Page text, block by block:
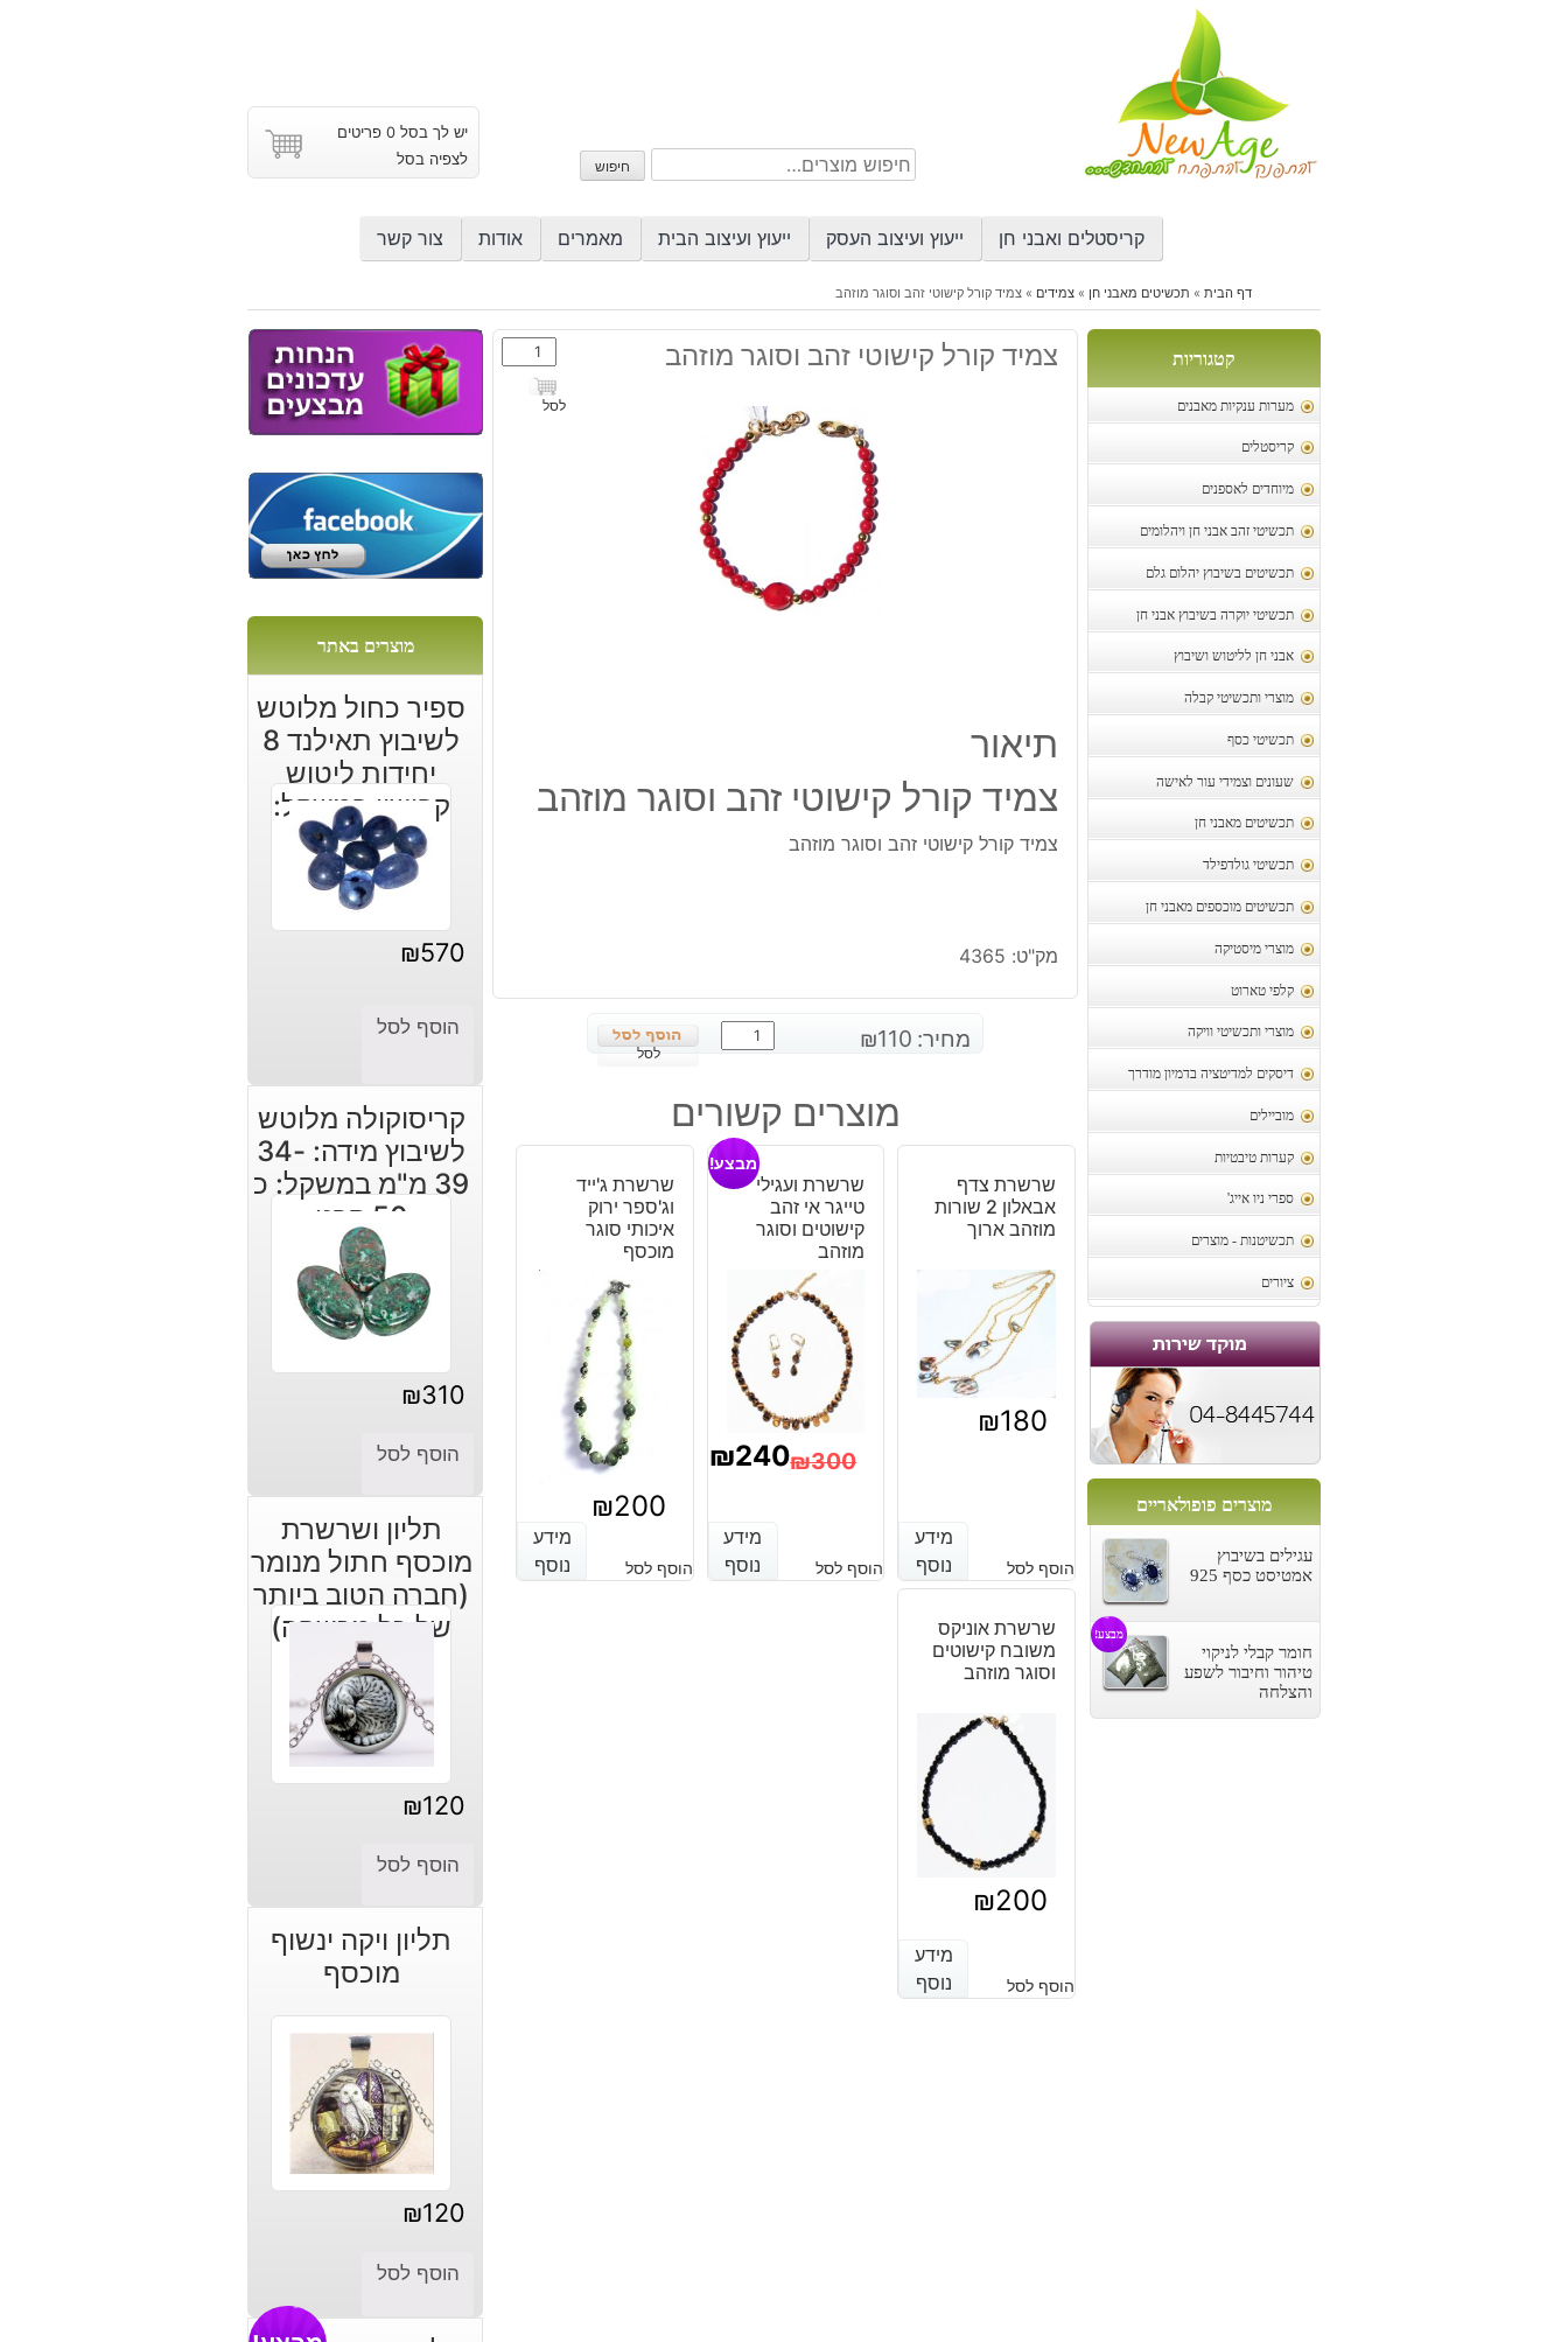
חיפוש
עבור:
חיפוש
יש לך בסל 0 פריטים
לצפיה בסל
קריסטלים ואבני חן ייעוץ ועיצוב העסק ייעוץ ועיצוב הבית מאמרים אודות צור קשר
דף הבית » תכשיטים מאבני חן »צמידים »צמיד קורל קישוטי זהב וסוגר מוזהב
קטגוריות
מערות ענקיות מאבנים
קריסטלים
מיוחדים לאספנים
תכשיטי זהב אבני חן ויהלומים
תכשיטים בשיבוץ יהלום גלם
תכשיטי יוקרה בשיבוץ אבני חן
אבני חן לליטוש ושיבוץ
מוצרי ותכשיטי קבלה
תכשיטי כסף
שעונים וצמידי עור לאישה
תכשיטים מאבני חן
תכשיטי גולדפילד
תכשיטים מוכספים מאבני חן
מוצרי מיסטיקה
קלפי טארוט
מוצרי ותכשיטי וויקה
דיסקים למדיטציה בדמיון מודרך
מוביילים
קערות טיבטיות
ספרי ניו אייג'
תכשיטנות - מוצרים
ציורים
מוצרים פופולאריים
עגילים בשיבוץ
אמטיסט כסף 925
חומר קבלי לניקוי
טיהור וחיבור לשפע
והצלחה
מבצע!
צמיד קורל קישוטי זהב וסוגר מוזהב
כמות
של
צמיד
לסל
תיאור
צמיד קורל קישוטי זהב וסוגר מוזהב
צמיד קורל קישוטי זהב וסוגר מוזהב
מק"ט: 4365
מחיר: ₪110
כמות
של
קורל
קישוטי
זהב
וסוגר
מוזהב
לסל
מוצרים קשורים
שרשרת צדף
אבאלון 2 שורות
מוזהב ארוך
₪180
מידע
נוסף
הוסף לסל
מידע
נוסף
שרשרת ועגילי
טייגר אי זהב
קישוטים וסוגר
מוזהב
מבצע!
₪300
היה:
₪240
הוא:
מידע
נוסף
הוסף לסל
מידע
נוסף
שרשרת ג'ייד
וג'ספר ירוק
איכותי סוגר
מוכסף
₪200
מידע
נוסף
הוסף לסל
מידע
נוסף
שרשרת אוניקס
משובח קישוטים
וסוגר מוזהב
₪200
מידע
נוסף
הוסף לסל
מידע
נוסף
מוצרים באתר
ספיר כחול מלוטש
לשיבוץ תאילנד 8
יחידות ליטוש
קבושון במשקל:
16.20 קרט
₪570
הוסף לסל
קריסוקולה מלוטש
לשיבוץ מידה: 34-
39 מ"מ במשקל: כ
50 קרט
₪310
הוסף לסל
תליון ושרשרת
מוכסף חתול מנומר
(חברה הטוב ביותר
של כל מכשפה)
₪120
הוסף לסל
תליון ויקה ינשוף
מוכסף
₪120
הוסף לסל